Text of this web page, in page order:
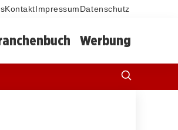
Kontakt Impressum Datenschutz
Werbung